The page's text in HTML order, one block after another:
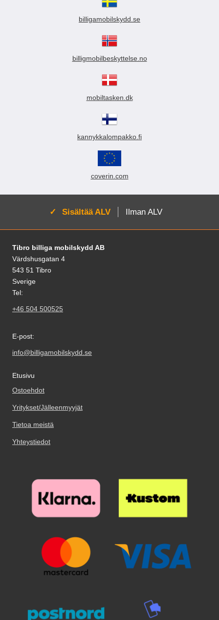
billigamobilskydd.se
billigmobilbeskyttelse.no
mobiltasken.dk
kannykkalompakko.fi
coverin.com
Aktivoi:
Sisältää ALV Ilman ALV
Alatunnisteen sisältö Sekalaista tietoa ja
Tibro billiga mobilskydd AB
Värdshusgatan 4
543 51 Tibro
Sverige
Tel:
+46 504 500525
E-post:
info@billigamobilskydd.se
Etusivu
Ostoehdot
Yritykset/Jälleenmyyjät
Tietoa meistä
Yhteystiedot